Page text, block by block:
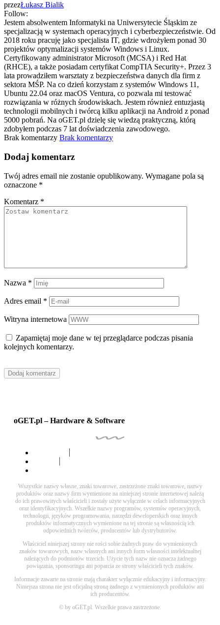
przezŁukasz Bialik
Follow:
Jestem absolwentem Informatyki na Uniwersytecie Śląskim ze
specjalizacją w systemach operacyjnych i cyberbezpieczeństwie. Od
2018 roku pracuję jako specjalista IT, gdzie wdrożyłem ponad 30
projektów optymalizacji systemów Windows i Linux.
Certyfikowany administrator Microsoft (MCSA) i Red Hat
(RHCE), a także posiadam certyfikat CompTIA Security+. Przez 3
lata prowadziłem warsztaty z bezpieczeństwa danych dla firm z
sektora MŚP. Na co dzień korzystam z systemów Windows 11,
Ubuntu 22.04 oraz macOS Ventura, co pozwala mi testować
rozwiązania w różnych środowiskach. Jestem również entuzjastą
technologii mobilnych i twórcą kilku aplikacji na Android z ponad
5000 pobrań. Na oGET.pl dzielę się wiedzą praktyczną, którą
zdobyłem podczas 7 lat doświadczenia zawodowego.
Brak komentarzy Brak komentarzy
Dodaj komentarz
Twój adres email nie zostanie opublikowany. Wymagane pola są
oznaczone *
Komentarz *
Nazwa *
Adres email *
Witryna internetowa
Zapamiętaj moje dane w tej przeglądarce podczas pisania
kolejnych komentarzy.
oGET.pl – Hardware & Software
Wszystkie nazwy własne, znaki towarowe, zastrzeżone znaki towarowe, nazwy
produktów oraz nazwy firm wymienione na niniejszej stronie internetowej należą
do ich prawowitych właścicieli i zostały użyte wyłącznie w celach informacyjnych
oraz identyfikacyjnych. Wszelkie nazwy programów, systemów operacyjnych,
technologii, języków programowania, narzędzi deweloperskich oraz innych
produktów informatycznych wymienione na tej stronie są własnością ich
odpowiednich twórców, producentów lub dystrybutorów.
Właściciel niniejszej strony nie rości sobie żadnych praw do wymienionych
znaków towarowych, nazw własnych ani innych form własności intelektualnej
należących do podmiotów trzecich. Użycie tych nazw nie oznacza żadnego
powiązania, sponsoringu ani poparcia ze strony właścicieli tych znaków.
Informacje zawarte na stronie mają charakter wyłącznie edukacyjny i informacyjny.
Niniejsza strona nie jest oficjalną stroną żadnego z wymienionych produktów ani
ich producentów.
© by oGET.pl. Wszelkie prawa zastrzeżone.